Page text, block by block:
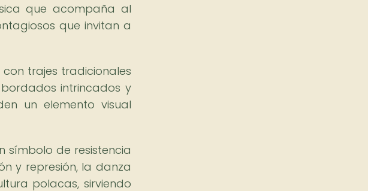
que acompaña al
que invitan a
trajes tradicionales
intrincados y
un elemento visual
símbolo de resistencia
y represión, la danza
polacas, sirviendo